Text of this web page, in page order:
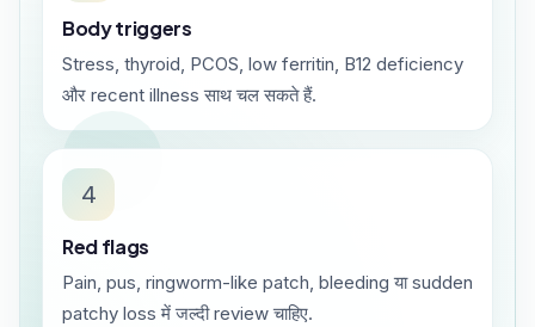
Body triggers
Stress, thyroid, PCOS, low ferritin, B12 deficiency
और recent illness साथ चल सकते हैं.
4
Red flags
Pain, pus, ringworm-like patch, bleeding या sudden
patchy loss में जल्दी review चाहिए.